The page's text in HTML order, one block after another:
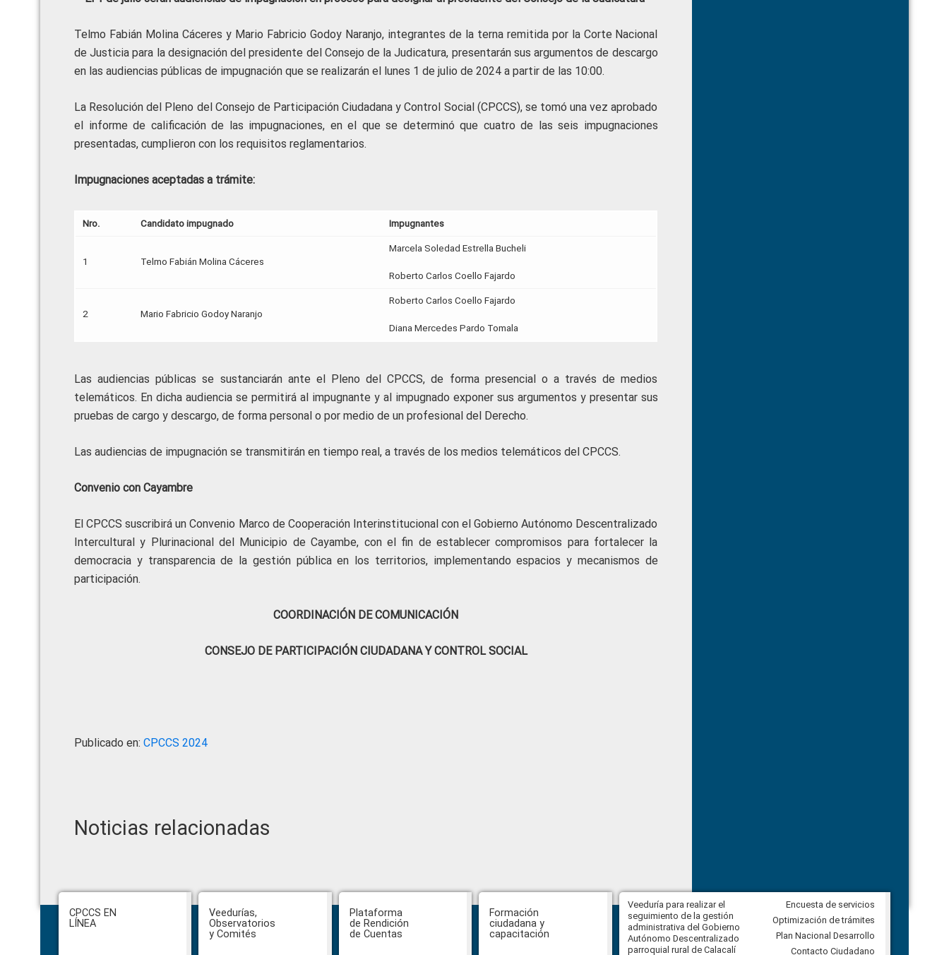
Telmo Fabián Molina Cáceres y Mario Fabricio Godoy Naranjo, integrantes de la terna remitida por la Corte Nacional
de Justicia para la designación del presidente del Consejo de la Judicatura, presentarán sus argumentos de descargo
en las audiencias públicas de impugnación que se realizarán el lunes 1 de julio de 2024 a partir de las 10:00.
La Resolución del Pleno del Consejo de Participación Ciudadana y Control Social (CPCCS), se tomó una vez aprobado
el informe de calificación de las impugnaciones, en el que se determinó que cuatro de las seis impugnaciones
presentadas, cumplieron con los requisitos reglamentarios.
Impugnaciones aceptadas a trámite:
Nro. Candidato impugnado Impugnantes
1 Telmo Fabián Molina Cáceres
Marcela Soledad Estrella Bucheli
Roberto Carlos Coello Fajardo
2 Mario Fabricio Godoy Naranjo
Roberto Carlos Coello Fajardo
Diana Mercedes Pardo Tomala
Las audiencias públicas se sustanciarán ante el Pleno del CPCCS, de forma presencial o a través de medios
telemáticos. En dicha audiencia se permitirá al impugnante y al impugnado exponer sus argumentos y presentar sus
pruebas de cargo y descargo, de forma personal o por medio de un profesional del Derecho.
Las audiencias de impugnación se transmitirán en tiempo real, a través de los medios telemáticos del CPCCS.
Convenio con Cayambre
El CPCCS suscribirá un Convenio Marco de Cooperación Interinstitucional con el Gobierno Autónomo Descentralizado
Intercultural y Plurinacional del Municipio de Cayambe, con el fin de establecer compromisos para fortalecer la
democracia y transparencia de la gestión pública en los territorios, implementando espacios y mecanismos de
participación.
COORDINACIÓN DE COMUNICACIÓN
CONSEJO DE PARTICIPACIÓN CIUDADANA Y CONTROL SOCIAL
Publicado en: CPCCS 2024
Noticias relacionadas
Footer
CPCCS EN
LÍNEA
Veedurías,
Observatorios
y Comités
Plataforma
de Rendición
de Cuentas
Formación
ciudadana y
capacitación
Hasta el 31 de julio se podrán
presentar impugnaciones en
contra de los postulantes al
concurso para designar Fiscal
Veeduría para realizar el
seguimiento de la gestión
administrativa del Gobierno
Autónomo Descentralizado
parroquial rural de Calacalí
Veeduría para vigilar los acuerdos,
derivados de la Audiencia Pública
entre el GAD de Ibarra y la
comunidad Urbina, parroquia la
Carolina
Encuesta de servicios
Optimización de trámites
Plan Nacional Desarrollo
Contacto Ciudadano